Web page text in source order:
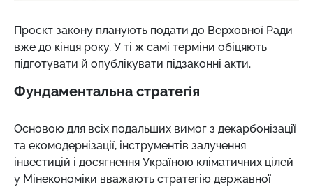
Проєкт закону планують подати до Верховної Ради
вже до кінця року. У ті ж самі терміни обіцяють
підготувати й опублікувати підзаконні акти.
Фундаментальна стратегія
Основою для всіх подальших вимог з декарбонізації
та екомодернізації, інструментів залучення
інвестицій і досягнення Україною кліматичних цілей
у Мінекономіки вважають стратегію державної